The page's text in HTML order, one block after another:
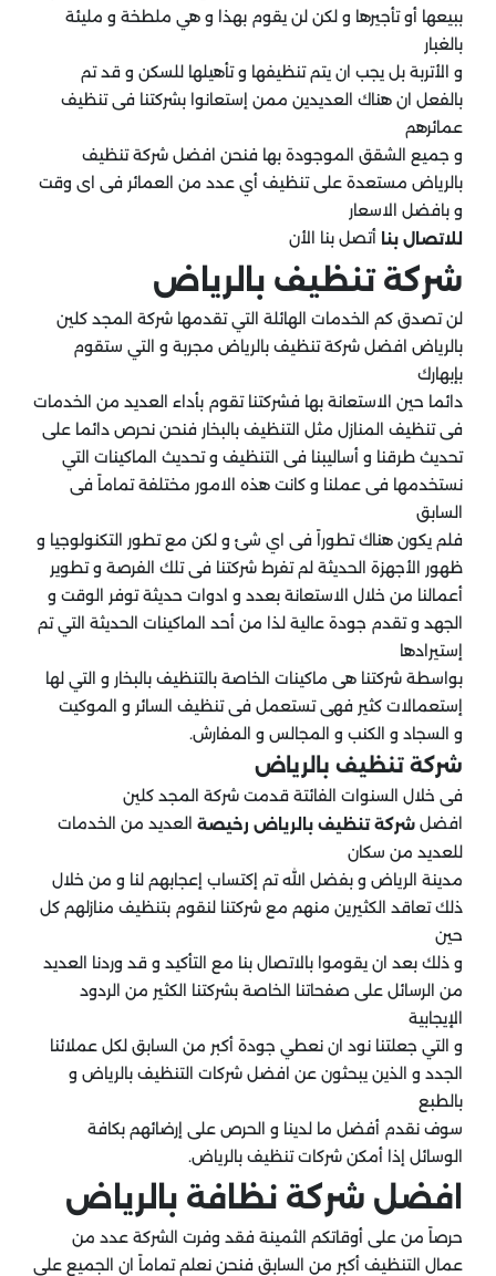
ببيعها أو تأجيرها و لكن لن يقوم بهذا و هي ملطخة و مليئة
بالغبار
و الأتربة بل يجب ان يتم تنظيفها و تأهيلها للسكن و قد تم
بالفعل ان هناك العديدين ممن إستعانوا بشركتنا فى تنظيف
عمائرهم
و جميع الشقق الموجودة بها فنحن افضل شركة تنظيف
بالرياض مستعدة على تنظيف أي عدد من العمائر فى اى وقت
و بافضل الاسعار
للاتصال بنا أتصل بنا الأن
شركة تنظيف بالرياض
لن تصدق كم الخدمات الهائلة التي تقدمها شركة المجد كلين
بالرياض افضل شركة تنظيف بالرياض مجربة و التي ستقوم
بإبهارك
دائما حين الاستعانة بها فشركتنا تقوم بأداء العديد من الخدمات
فى تنظيف المنازل مثل التنظيف بالبخار فنحن نحرص دائما على
تحديث طرقنا و أساليبنا فى التنظيف و تحديث الماكينات التي
نستخدمها فى عملنا و كانت هذه الامور مختلفة تماماً فى
السابق
فلم يكون هناك تطوراً فى اي شئ و لكن مع تطور التكنولوجيا و
ظهور الأجهزة الحديثة لم تفرط شركتنا فى تلك الفرصة و تطوير
أعمالنا من خلال الاستعانة بعدد و ادوات حديثة توفر الوقت و
الجهد و تقدم جودة عالية لذا من أحد الماكينات الحديثة التي تم
إستيرادها
بواسطة شركتنا هى ماكينات الخاصة بالتنظيف بالبخار و التي لها
إستعمالات كثير فهى تستعمل فى تنظيف السائر و الموكيت
و السجاد و الكنب و المجالس و المفارش.
شركة تنظيف بالرياض
فى خلال السنوات الفائتة قدمت شركة المجد كلين
افضل شركة تنظيف بالرياض رخيصة العديد من الخدمات
للعديد من سكان
مدينة الرياض و بفضل الله تم إكتساب إعجابهم لنا و من خلال
ذلك تعاقد الكثيرين منهم مع شركتنا لنقوم بتنظيف منازلهم كل
حين
و ذلك بعد ان يقوموا بالاتصال بنا مع التأكيد و قد وردنا العديد
من الرسائل على صفحاتنا الخاصة بشركتنا الكثير من الردود
الإيجابية
و التي جعلتنا نود ان نعطي جودة أكبر من السابق لكل عملائنا
الجدد و الذين يبحثون عن افضل شركات التنظيف بالرياض و
بالطبع
سوف نقدم أفضل ما لدينا و الحرص على إرضائهم بكافة
الوسائل إذا أمكن شركات تنظيف بالرياض.
افضل شركة نظافة بالرياض
حرصاً من على أوقاتكم الثمينة فقد وفرت الشركة عدد من
عمال التنظيف أكبر من السابق فنحن نعلم تماماً ان الجميع على